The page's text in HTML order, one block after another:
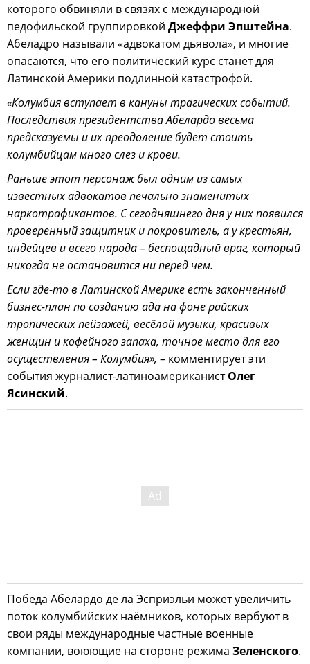
которого обвиняли в связях с международной
педофильской группировкой Джеффри Эпштейна.
Абеладро называли «адвокатом дьявола», и многие
опасаются, что его политический курс станет для
Латинской Америки подлинной катастрофой.
«Колумбия вступает в кануны трагических событий.
Последствия президентства Абелардо весьма
предсказуемы и их преодоление будет стоить
колумбийцам много слез и крови.
Раньше этот персонаж был одним из самых
известных адвокатов печально знаменитых
наркотрафикантов. С сегодняшнего дня у них появился
проверенный защитник и покровитель, а у крестьян,
индейцев и всего народа – беспощадный враг, который
никогда не остановится ни перед чем.
Если где-то в Латинской Америке есть законченный
бизнес-план по созданию ада на фоне райских
тропических пейзажей, весёлой музыки, красивых
женщин и кофейного запаха, точное место для его
осуществления – Колумбия», – комментирует эти
события журналист-латиноамериканистОлег
Ясинский.
Победа Абелардо де ла Эсприэльи может увеличить
поток колумбийских наёмников, которых вербуют в
свои ряды международные частные военные
компании, воюющие на стороне режима Зеленского.